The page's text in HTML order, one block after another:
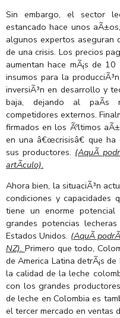
Sin embargo, el sector
estancado hace unos
algunos expertos aseguran
de una crisis. Los precios
aumentan hace mÃ¡s de
insumos para la
inversiÃ³n en desarrollo y
baja, dejando al paÃ­s
competidores externos.
firmados en los Ãºltimos
en una â€œcrisisâ€ que
sus productores. (AquÃ­
artÃ­culo).
Ahora bien, la situaciÃ³n
condiciones y capacidades
tiene un enorme
grandes potencias
Estados Unidos. (AquÃ­
NZ). Primero que todo,
de America Latina detrÃ¡s
la calidad de la leche
con los grandes
de leche en Colombia es
el tercer mercado en ventas